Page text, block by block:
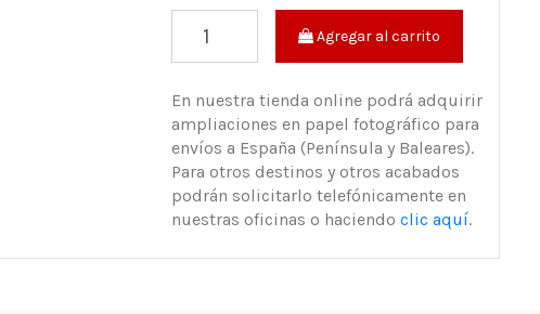
Agregar al carrito
En nuestra tienda online podrá adquirir
ampliaciones en papel fotográfico para
envíos a España (Península y Baleares).
Para otros destinos y otros acabados
podrán solicitarlo telefónicamente en
nuestras oficinas o haciendo clic aquí.